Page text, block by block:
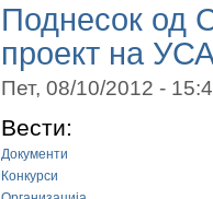
Поднесок од
проект на
Пет, 08/10/2012 -
Вести:
Документи
Конкурси